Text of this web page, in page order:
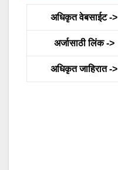
अधिकृत वेबसाईट ->
अर्जासाठी लिंक ->
अधिकृत जाहिरात ->